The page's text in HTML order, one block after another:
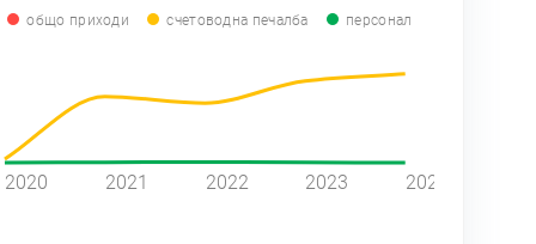
общо приходи счетоводна печалба персонал
2020 2021 2022 2023 2024